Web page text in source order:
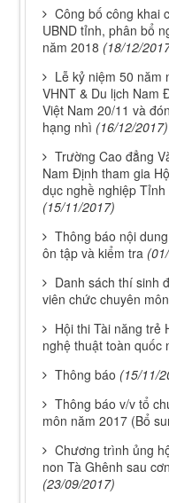
Công bố công khai
UBND tỉnh, phân bổ
năm 2018 (18/12/
Lễ kỷ niệm 50 năm
VHNT & Du lịch Nam
Việt Nam 20/11 và
hạng nhì (16/12/2017)
Trường Cao đẳng
Nam Định tham gia
dục nghề nghiệp
(15/11/2017)
Thông báo nội
ôn tập và kiểm tra
Danh sách thí sinh
viên chức chuyên
Hội thi Tài năng trẻ
nghệ thuật toàn quốc
Thông báo (15/11/
Thông báo v/v tổ
môn năm 2017 (Bổ
Chương trình ủng
non Tà Ghênh sau
(23/09/2017)